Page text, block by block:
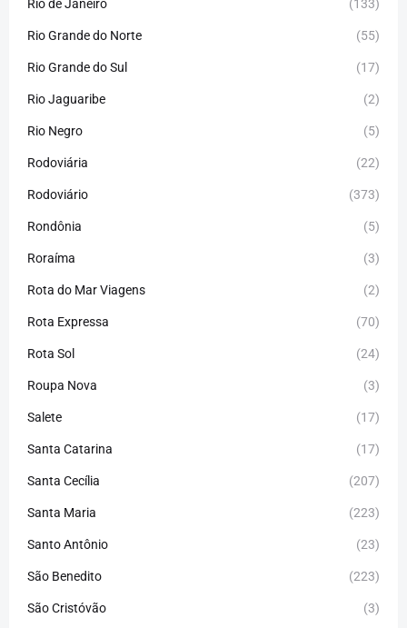
Rio de Janeiro (133)
Rio Grande do Norte (55)
Rio Grande do Sul (17)
Rio Jaguaribe (2)
Rio Negro (5)
Rodoviária (22)
Rodoviário (373)
Rondônia (5)
Roraíma (3)
Rota do Mar Viagens (2)
Rota Expressa (70)
Rota Sol (24)
Roupa Nova (3)
Salete (17)
Santa Catarina (17)
Santa Cecília (207)
Santa Maria (223)
Santo Antônio (23)
São Benedito (223)
São Cristóvão (3)